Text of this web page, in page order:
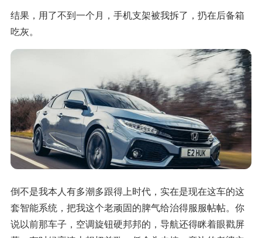
结果，用了不到一个月，手机支架被我拆了，扔在后备箱
吃灰。
倒不是我本人有多潮多跟得上时代，实在是现在这车的这
套智能系统，把我这个老顽固的脾气给治得服服帖帖。你
说以前那车子，空调旋钮硬邦邦的，导航还得眯着眼戳屏